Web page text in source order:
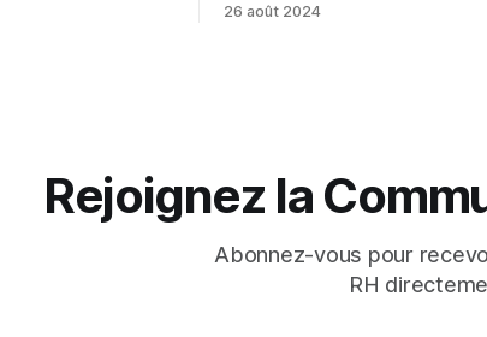
environnement propice, en
26 août 2024
Rejoignez la
Abonnez-vous pour
RH